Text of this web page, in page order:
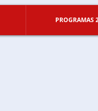
PROGRAMAS